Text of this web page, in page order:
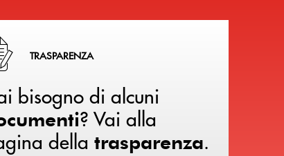
bisogno di alcuni documenti ? Vai alla pagina della
TRASPARENZA
bisogno di alcuni
? Vai alla
della trasparenza.